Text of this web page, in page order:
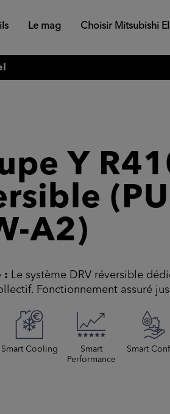
Le mag Choisir Mitsubishi
Y
A2)
: Le système DRV réversible
Fonctionnement assuré
Smart Cooling
Smart
Performance
Smart